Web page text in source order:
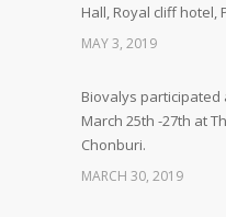
Hall, Royal cliff hotel,
MAY 3, 2019
Biovalys participated
March 25th -27th at
Chonburi.
MARCH 30, 2019